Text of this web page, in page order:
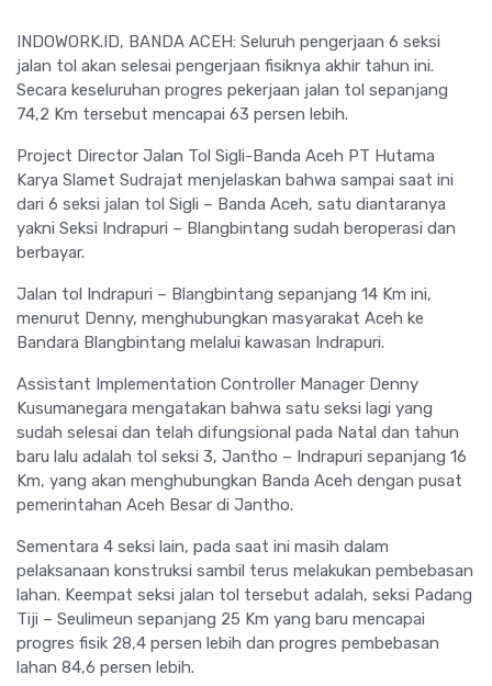
INDOWORK.ID, BANDA ACEH: Seluruh pengerjaan 6 seksi
jalan tol akan selesai pengerjaan fisiknya akhir tahun ini.
Secara keseluruhan progres pekerjaan jalan tol sepanjang
74,2 Km tersebut mencapai 63 persen lebih.
Project Director Jalan Tol Sigli-Banda Aceh PT Hutama
Karya Slamet Sudrajat menjelaskan bahwa sampai saat ini
dari 6 seksi jalan tol Sigli – Banda Aceh, satu diantaranya
yakni Seksi Indrapuri – Blangbintang sudah beroperasi dan
berbayar.
Jalan tol Indrapuri – Blangbintang sepanjang 14 Km ini,
menurut Denny, menghubungkan masyarakat Aceh ke
Bandara Blangbintang melalui kawasan Indrapuri.
Assistant Implementation Controller Manager Denny
Kusumanegara mengatakan bahwa satu seksi lagi yang
sudah selesai dan telah difungsional pada Natal dan tahun
baru lalu adalah tol seksi 3, Jantho – Indrapuri sepanjang 16
Km, yang akan menghubungkan Banda Aceh dengan pusat
pemerintahan Aceh Besar di Jantho.
Sementara 4 seksi lain, pada saat ini masih dalam
pelaksanaan konstruksi sambil terus melakukan pembebasan
lahan. Keempat seksi jalan tol tersebut adalah, seksi Padang
Tiji – Seulimeun sepanjang 25 Km yang baru mencapai
progres fisik 28,4 persen lebih dan progres pembebasan
lahan 84,6 persen lebih.